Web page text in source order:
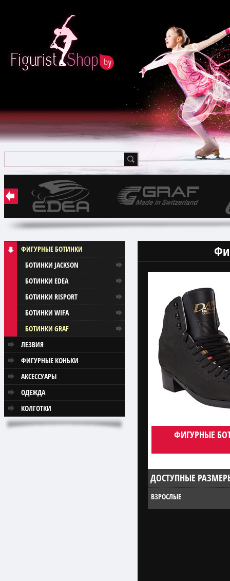
ФИГУРНЫЕ БОТИНКИ
БОТИНКИ JACKSON
БОТИНКИ EDEA
БОТИНКИ RISPORT
БОТИНКИ WIFA
БОТИНКИ GRAF
ЛЕЗВИЯ
ФИГУРНЫЕ КОНЬКИ
АКСЕССУАРЫ
ОДЕЖДА
КОЛГОТКИ
ФИГУРНЫЕ
ДОСТУПНЫЕ
ВЗРОСЛЫЕ